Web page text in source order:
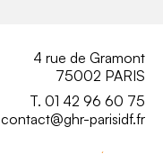
4 rue de Gramont
75002 PARIS
T. 01 42 96 60 75
contact@ghr-parisidf.fr